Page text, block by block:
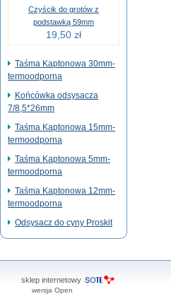
Czyścik do grotów z
podstawką 59mm
19,50 zł
Taśma Kaptonowa 30mm-
termoodporna
Końcówka odsysacza
7/8,5*26mm
Taśma Kaptonowa 15mm-
termoodporna
Taśma Kaptonowa 5mm-
termoodporna
Taśma Kaptonowa 12mm-
termoodporna
Odsysacz do cyny Proskit
sklep internetowy
wersja Open